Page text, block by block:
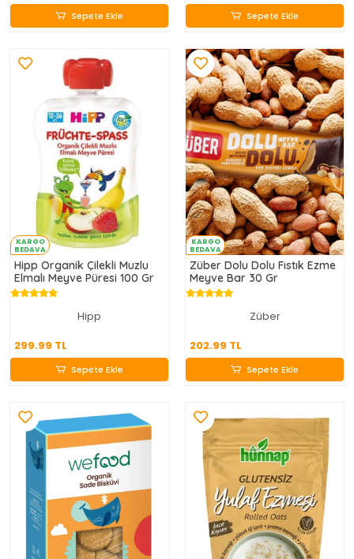
Sepete Ekle Sepete Ekle
KARGO
BEDAVA
Hipp Organik Çilekli Muzlu
Elmalı Meyve Püresi 100 Gr
Hipp
299.99 TL
299.99 TL
Sepete Ekle
KARGO
BEDAVA
Züber Dolu Dolu Fıstık Ezme
Meyve Bar 30 Gr
Züber
202.99 TL
202.99 TL
Sepete Ekle